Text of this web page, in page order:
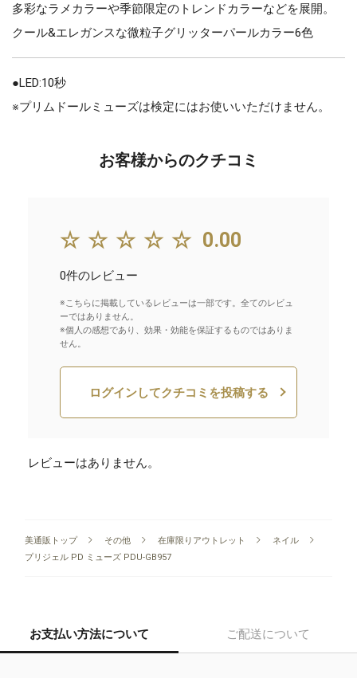
多彩なラメカラーや季節限定のトレンドカラーなどを展開。
クール&エレガンスな微粒子グリッターパールカラー6色
●LED:10秒
※プリムドールミューズは検定にはお使いいただけません。
お客様からのクチコミ
☆☆☆☆☆ 0.00
0件のレビュー
※こちらに掲載しているレビューは一部です。全てのレビュ
ーではありません。
※個人の感想であり、効果・効能を保証するものではありま
せん。
ログインしてクチコミを投稿する
レビューはありません。
美通販トップ その他 在庫限りアウトレット
ネイル
プリジェル PD ミューズ PDU-GB957
お支払い方法について ご配送について